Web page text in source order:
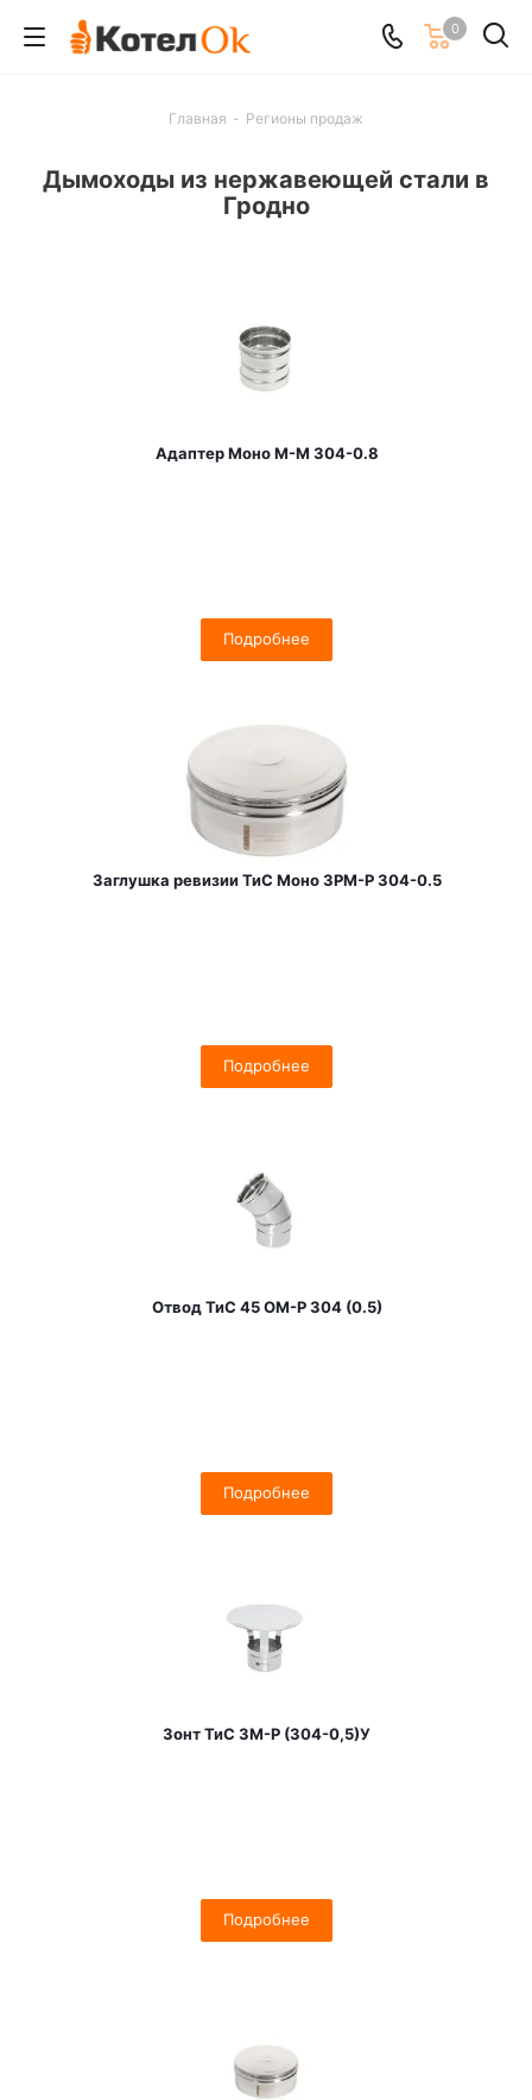
0
Главная - Регионы продаж
Дымоходы из нержавеющей стали в
Гродно
Адаптер Моно М-М 304-0.8
Подробнее
Заглушка ревизии ТиС Моно ЗРМ-Р 304-0.5
Подробнее
Отвод ТиС 45 OM-Р 304 (0.5)
Подробнее
Зонт ТиС ЗМ-Р (304-0,5)У
Подробнее